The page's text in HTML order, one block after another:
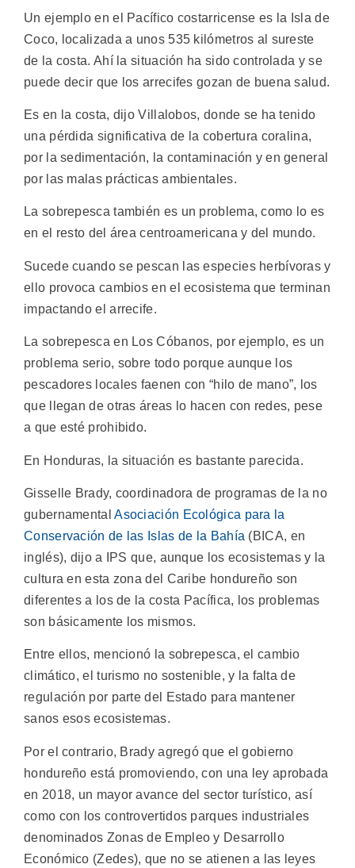
Un ejemplo en el Pacífico costarricense es la Isla de
Coco, localizada a unos 535 kilómetros al sureste
de la costa. Ahí la situación ha sido controlada y se
puede decir que los arrecifes gozan de buena salud.
Es en la costa, dijo Villalobos, donde se ha tenido
una pérdida significativa de la cobertura coralina,
por la sedimentación, la contaminación y en general
por las malas prácticas ambientales.
La sobrepesca también es un problema, como lo es
en el resto del área centroamericana y del mundo.
Sucede cuando se pescan las especies herbívoras y
ello provoca cambios en el ecosistema que terminan
impactando el arrecife.
La sobrepesca en Los Cóbanos, por ejemplo, es un
problema serio, sobre todo porque aunque los
pescadores locales faenen con “hilo de mano”, los
que llegan de otras áreas lo hacen con redes, pese
a que esté prohibido.
En Honduras, la situación es bastante parecida.
Gisselle Brady, coordinadora de programas de la no
gubernamentalAsociación Ecológica para la
Conservación de las Islas de la Bahía (BICA, en
inglés), dijo a IPS que, aunque los ecosistemas y la
cultura en esta zona del Caribe hondureño son
diferentes a los de la costa Pacífica, los problemas
son básicamente los mismos.
Entre ellos, mencionó la sobrepesca, el cambio
climático, el turismo no sostenible, y la falta de
regulación por parte del Estado para mantener
sanos esos ecosistemas.
Por el contrario, Brady agregó que el gobierno
hondureño está promoviendo, con una ley aprobada
en 2018, un mayor avance del sector turístico, así
como con los controvertidos parques industriales
denominados Zonas de Empleo y Desarrollo
Económico (Zedes), que no se atienen a las leyes